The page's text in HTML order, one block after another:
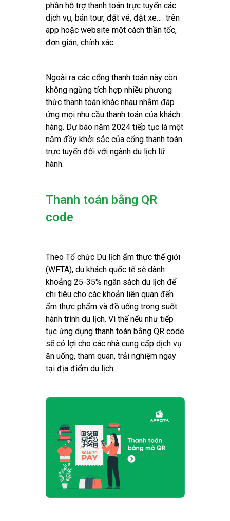
phần hỗ trợ thanh toán trực tuyến các
dịch vụ, bán tour, đặt vé, đặt xe… trên
app hoặc website một cách thần tốc,
đơn giản, chính xác.
Ngoài ra các cổng thanh toán này còn
không ngừng tích hợp nhiều phương
thức thanh toán khác nhau nhằm đáp
ứng mọi nhu cầu thanh toán của khách
hàng. Dự báo năm 2024 tiếp tục là một
năm đầy khởi sắc của cổng thanh toán
trực tuyến đối với ngành du lịch lữ
hành.
Thanh toán bằng QR
code
Theo Tổ chức Du lịch ẩm thực thế giới
(WFTA), du khách quốc tế sẽ dành
khoảng 25-35% ngân sách du lịch để
chi tiêu cho các khoản liên quan đến
ẩm thực phẩm và đồ uống trong suốt
hành trình du lịch. Vì thế nếu như tiếp
tục ứng dụng thanh toán bằng QR code
sẽ có lợi cho các nhà cung cấp dịch vụ
ăn uống, tham quan, trải nghiệm ngay
tại địa điểm du lịch.